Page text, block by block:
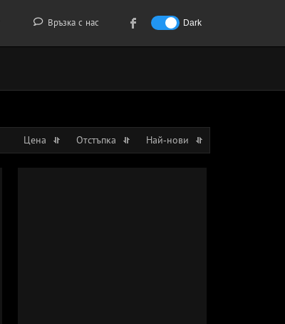
Връзка с нас Dark
Цена Отстъпка Най-нови